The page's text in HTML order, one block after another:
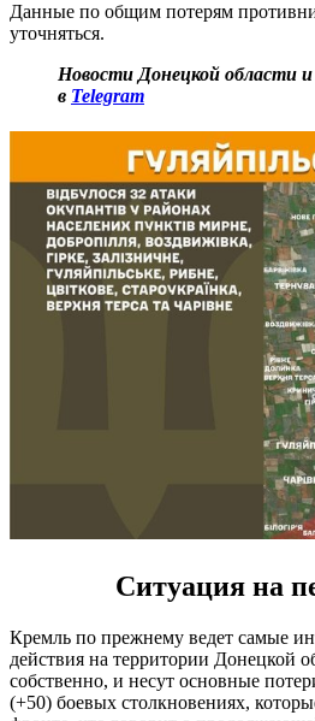
Данные по общим потерям
уточняться.
Новости Донецкой области
в Telegram
Ситуация на
Кремль по прежнему ведет самые
действия на территории Донецкой
собственно, и несут основные
(+50) боевых столкновениях,